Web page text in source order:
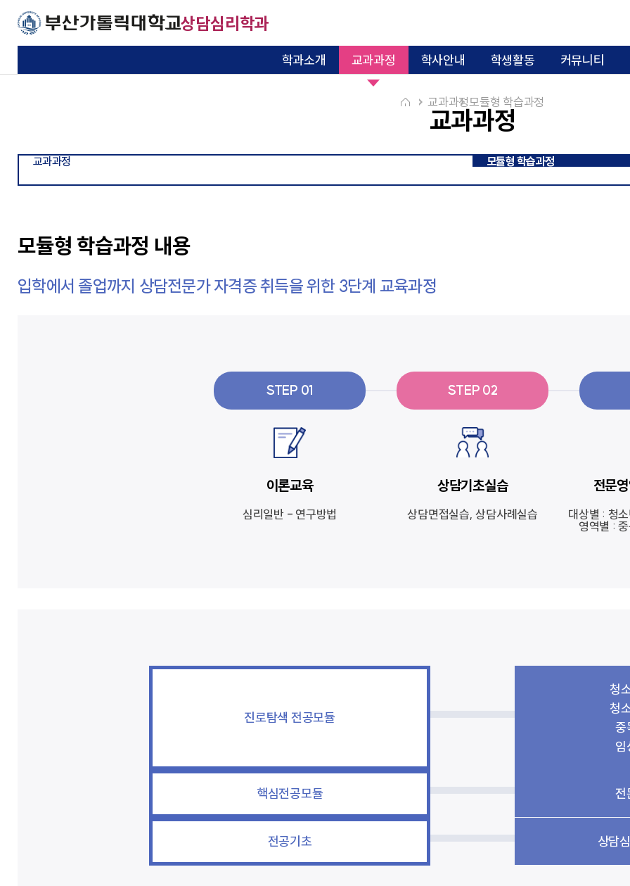
상담심리학과
학과소개
부산가톨릭대학교
교과과정
부산가톨릭대학교
교과과정 이수체계도
학사안내
부산가톨릭대학교
학생활동
부산가톨릭대학교
커뮤니티
부산가톨릭대학교
부산가톨릭대학교
미래복지상담대학원
소개 교과과정
교과과정
교과과정모듈형 학습과정
교과과정 모듈형 학습과정
모듈형 학습과정 내용
입학에서 졸업까지 상담전문가 자격증 취득을 위한 3단계 교육과정
STEP 01
이론교육
심리일반 - 연구방법
STEP 02
상담기초실습
상담면접실습, 상담사례실습
전문
대상별 : 청
영역별 :
진로탐색 전공모듈
청
청
중
임
핵심전공모듈 전
전공기초 상담